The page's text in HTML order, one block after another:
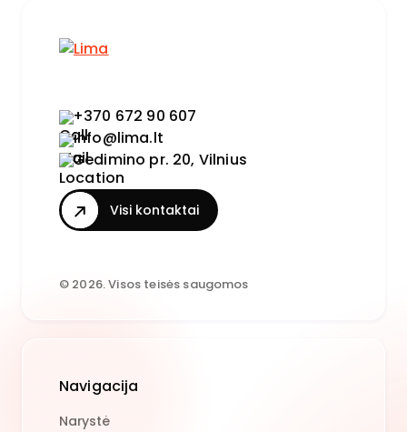
+370 672 90 607
info@lima.lt
Gedimino pr. 20, Vilnius
Visi kontaktai
© 2026. Visos teisės saugomos
Navigacija
Narystė